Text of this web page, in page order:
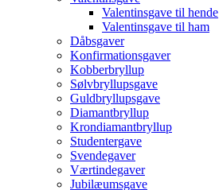
Valentinsgave til hende
Valentinsgave til ham
Dåbsgaver
Konfirmationsgaver
Kobberbryllup
Sølvbryllupsgave
Guldbryllupsgave
Diamantbryllup
Krondiamantbryllup
Studentergave
Svendegaver
Værtindegaver
Jubilæumsgave